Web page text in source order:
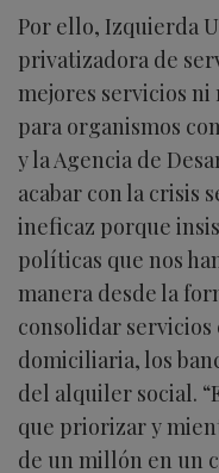
Por ello, Izquierda
privatizadora de
mejores servicios ni
para organismos
y la Agencia de
acabar con la crisis
ineficaz porque
políticas que nos
manera desde la
consolidar
domiciliaria, los
del alquiler social.
que priorizar y
de un millón en un